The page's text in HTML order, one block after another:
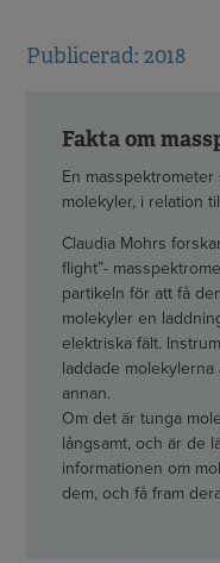
Publicerad: 2018
Fakta om
En
molekyler, i relation
Claudia Mohrs
flight”-
partikeln för att få
molekyler en
elektriska fält.
laddade
annan.
Om det är tunga
långsamt, och är de
informationen om
dem, och få fram